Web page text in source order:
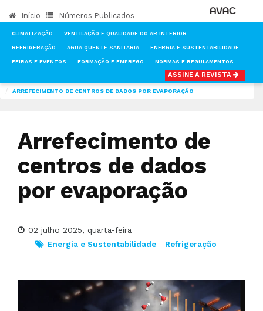
Início Números Publicados
CLIMATIZAÇÃO VENTILAÇÃO E QUALIDADE DO AR INTERIOR
REFRIGERAÇÃO ÁGUA QUENTE SANITÁRIA ENERGIA E SUSTENTABILIDADE
FEIRAS E EVENTOS FORMAÇÃO E EMPREGO NORMAS E REGULAMENTOS
ASSINE A REVISTA
ENERGIA E SUSTENTABILIDADE
ARREFECIMENTO DE CENTROS DE DADOS POR EVAPORAÇÃO
Arrefecimento de
centros de dados
por evaporação
02 julho 2025, quarta-feira
Energia e Sustentabilidade
Refrigeração